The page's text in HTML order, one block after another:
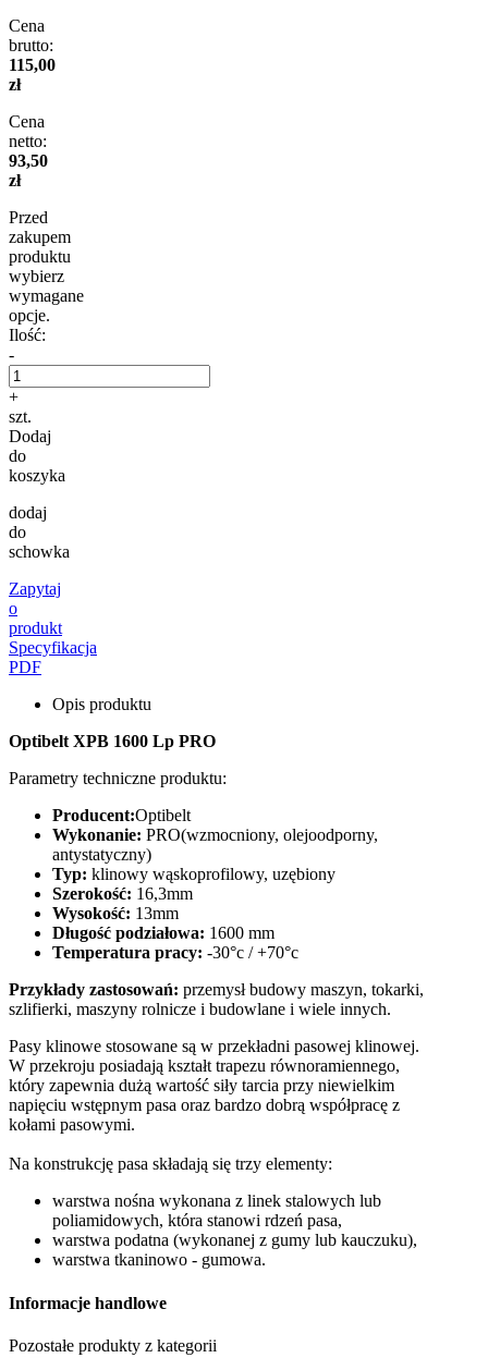
Cena
brutto:
115,00
zł
Cena
netto:
93,50
zł
Przed
zakupem
produktu
wybierz
wymagane
opcje.
Ilość:
-
+
szt.
Dodaj
do
koszyka
dodaj
do
schowka
Zapytaj
o
produkt
Specyfikacja
PDF
Opis produktu
Optibelt XPB 1600 Lp PRO
Parametry techniczne produktu:
Producent:Optibelt
Wykonanie: PRO(wzmocniony, olejoodporny,
antystatyczny)
Typ: klinowy wąskoprofilowy, uzębiony
Szerokość: 16,3mm
Wysokość: 13mm
Długość podziałowa: 1600 mm
Temperatura pracy: -30°c / +70°c
Przykłady zastosowań: przemysł budowy maszyn, tokarki,
szlifierki, maszyny rolnicze i budowlane i wiele innych.
Pasy klinowe stosowane są w przekładni pasowej klinowej.
W przekroju posiadają kształt trapezu równoramiennego,
który zapewnia dużą wartość siły tarcia przy niewielkim
napięciu wstępnym pasa oraz bardzo dobrą współpracę z
kołami pasowymi.
Na konstrukcję pasa składają się trzy elementy:
warstwa nośna wykonana z linek stalowych lub
poliamidowych, która stanowi rdzeń pasa,
warstwa podatna (wykonanej z gumy lub kauczuku),
warstwa tkaninowo - gumowa.
Informacje handlowe
Pozostałe produkty z kategorii